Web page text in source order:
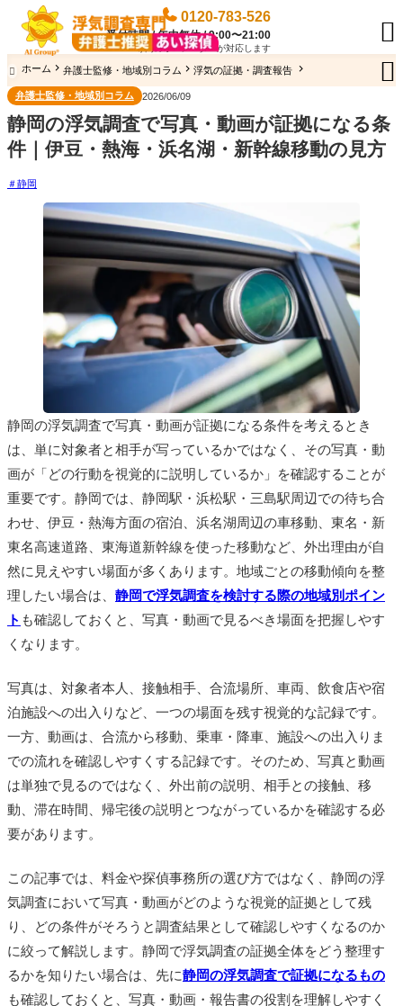
0120-783-526
受付時間 / 年中無休 / 9:00〜21:00
専門のオペレーターが対応します


 ホーム 弁護士監修・地域別コラム 浮気の証拠・調査報告
弁護士監修・地域別コラム 2026/06/09
静岡の浮気調査で写真・動画が証拠になる条
件｜伊豆・熱海・浜名湖・新幹線移動の見方
静岡
静岡の浮気調査で写真・動画が証拠になる条件を考えるとき
は、単に対象者と相手が写っているかではなく、その写真・動
画が「どの行動を視覚的に説明しているか」を確認することが
重要です。静岡では、静岡駅・浜松駅・三島駅周辺での待ち合
わせ、伊豆・熱海方面の宿泊、浜名湖周辺の車移動、東名・新
東名高速道路、東海道新幹線を使った移動など、外出理由が自
然に見えやすい場面が多くあります。地域ごとの移動傾向を整
理したい場合は、 静岡で浮気調査を検討する際の地域別ポイン
ト も確認しておくと、写真・動画で見るべき場面を把握しやす
くなります。
写真は、対象者本人、接触相手、合流場所、車両、飲食店や宿
泊施設への出入りなど、一つの場面を残す視覚的な記録です。
一方、動画は、合流から移動、乗車・降車、施設への出入りま
での流れを確認しやすくする記録です。そのため、写真と動画
は単独で見るのではなく、外出前の説明、相手との接触、移
動、滞在時間、帰宅後の説明とつながっているかを確認する必
要があります。
この記事では、料金や探偵事務所の選び方ではなく、静岡の浮
気調査において写真・動画がどのような視覚的証拠として残
り、どの条件がそろうと調査結果として確認しやすくなるのか
に絞って解説します。静岡で浮気調査の証拠全体をどう整理す
るかを知りたい場合は、先に静岡の浮気調査で証拠になるもの
も確認しておくと、写真・動画・報告書の役割を理解しやすく